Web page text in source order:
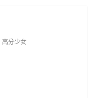
高分少女